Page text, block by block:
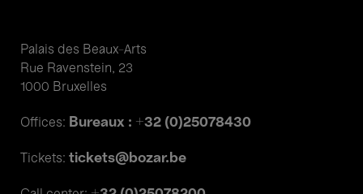
Palais des Beaux-Arts
Rue Ravenstein, 23
1000 Bruxelles
Offices: Bureaux : +32 (0)25078430
Tickets: tickets@bozar.be